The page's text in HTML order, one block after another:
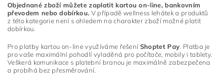
Objednané zboží můžete zaplatit kartou on-line, bankovním
převodem nebo dobírkou. V případě wellness lehátek a produktů
z této kategorie není s ohledem na charakter zboží možné platit
dobírkou.
Pro platby kartou on-line využíváme řešeníShoptet Pay. Platba je
pro vaše maximální pohodlí vyladěná pro počítače, mobily i tablety.
Veškerá komunikace s platební branou je maximálně zabezpečena
a probíhá bez přesměrování.